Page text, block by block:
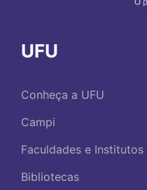
UFU
Conheça a UFU
Campi
Faculdades e Institutos
Bibliotecas